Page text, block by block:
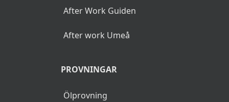
After Work Guiden
After work Umeå
PROVNINGAR
Ölprovning